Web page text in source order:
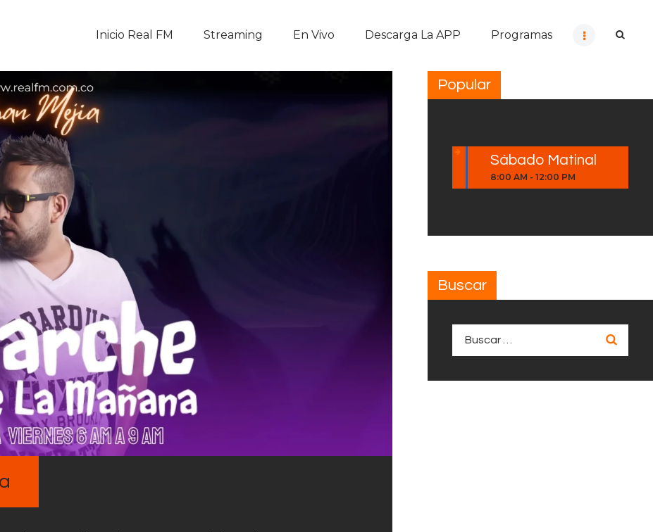
Inicio Real FM Streaming En Vivo Descarga La APP Programas
En Vivo
Descarga La APP
Programas
Noticias
Equipo
Sobre Nosotros
Contactos
Popular
Sábado Matinal
8:00 AM -12:00 PM
Buscar